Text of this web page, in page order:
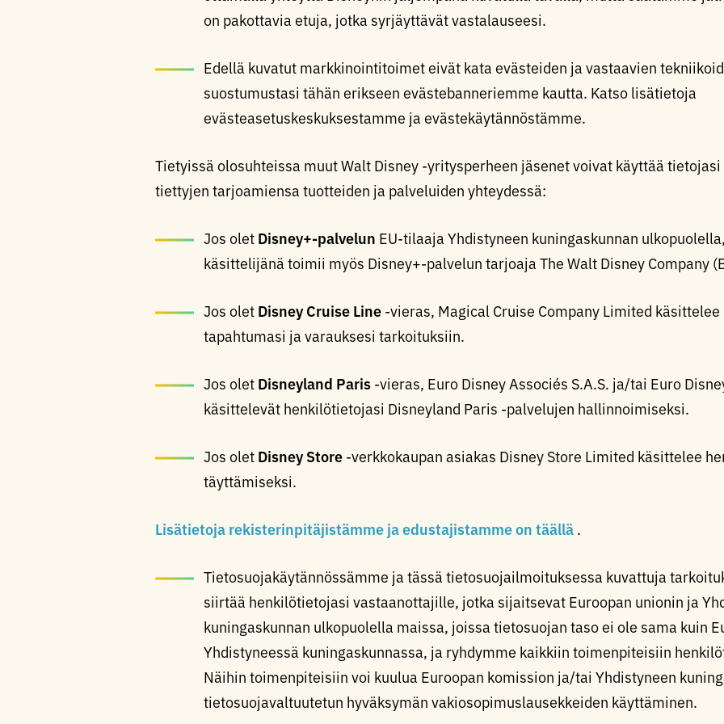
on pakottavia etuja, jotka syrjäyttävät vastalauseesi.
Edellä kuvatut markkinointitoimet eivät kata evästeiden ja vastaavien
suostumustasi tähän erikseen evästebanneriemme kautta. Katso lisätietoja
evästeasetuskeskuksestamme ja evästekäytännöstämme.
Tietyissä olosuhteissa muut Walt Disney -yritysperheen jäsenet voivat käyttää
tiettyjen tarjoamiensa tuotteiden ja palveluiden yhteydessä:
Jos oletDisney+-palvelun EU-tilaaja Yhdistyneen kuningaskunnan
käsittelijänä toimii myös Disney+-palvelun tarjoaja The Walt Disney Company
Jos oletDisney Cruise Line-vieras, Magical Cruise Company Limited
tapahtumasi ja varauksesi tarkoituksiin.
Jos oletDisneyland Paris-vieras, Euro Disney Associés S.A.S. ja/tai Euro
käsittelevät henkilötietojasi Disneyland Paris -palvelujen hallinnoimiseksi.
Jos oletDisney Store-verkkokaupan asiakas Disney Store Limited käsittelee
täyttämiseksi.
Lisätietoja rekisterinpitäjistämme ja edustajistamme on täällä.
Tietosuojakäytännössämme ja tässä tietosuojailmoituksessa kuvattuja
siirtää henkilötietojasi vastaanottajille, jotka sijaitsevat Euroopan unionin ja
kuningaskunnan ulkopuolella maissa, joissa tietosuojan taso ei ole sama kuin
Yhdistyneessä kuningaskunnassa, ja ryhdymme kaikkiin toimenpiteisiin
Näihin toimenpiteisiin voi kuulua Euroopan komission ja/tai Yhdistyneen
tietosuojavaltuutetun hyväksymän vakiosopimuslausekkeiden käyttäminen.